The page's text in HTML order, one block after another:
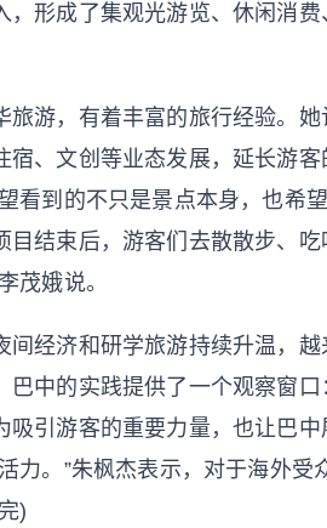
，形成了集观光游览、休闲消
，有着丰富的旅行经验。她
宿、文创等业态发展，延长游
看到的不只是景点本身，也希
目结束后，游客们去散散步、
茂娥说。
经济和研学旅游持续升温，越
巴中的实践提供了一个观察窗
引游客的重要力量，也让巴
力。”朱枫杰表示，对于海外受
)